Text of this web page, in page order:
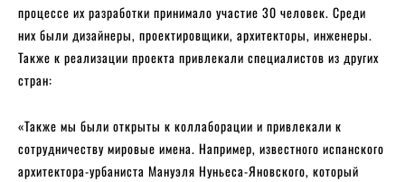
процессе их разработки принимало участие 30 человек. Среди
них были дизайнеры, проектировщики, архитекторы, инженеры.
Также к реализации проекта привлекали специалистов из других
стран:
«Также мы были открыты к коллаборации и привлекали к
сотрудничеству мировые имена. Например, известного испанского
архитектора-урбаниста Мануэля Нуньеса-Яновского, который